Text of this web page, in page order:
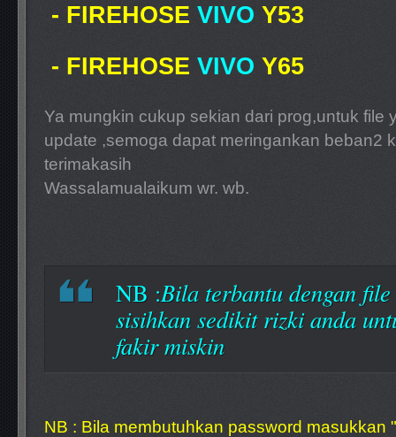
- FIREHOSE VIVO Y53
- FIREHOSE VIVO Y65
Ya mungkin cukup sekian dari prog,untuk file
update ,semoga dapat meringankan beban2
terimakasih
Wassalamualaikum wr. wb.
NB :Bila terbantu dengan
sisihkan sedikit rizki anda
fakir miskin
NB : Bila membutuhkan password masukkan "